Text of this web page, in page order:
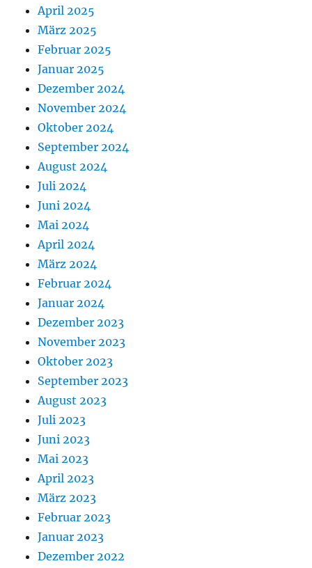
April 2025
März 2025
Februar 2025
Januar 2025
Dezember 2024
November 2024
Oktober 2024
September 2024
August 2024
Juli 2024
Juni 2024
Mai 2024
April 2024
März 2024
Februar 2024
Januar 2024
Dezember 2023
November 2023
Oktober 2023
September 2023
August 2023
Juli 2023
Juni 2023
Mai 2023
April 2023
März 2023
Februar 2023
Januar 2023
Dezember 2022